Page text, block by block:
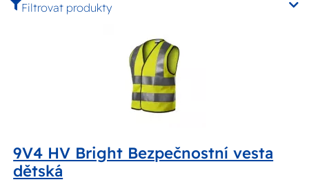
Filtrovat produkty
9V4 HV Bright Bezpečnostní vesta
dětská